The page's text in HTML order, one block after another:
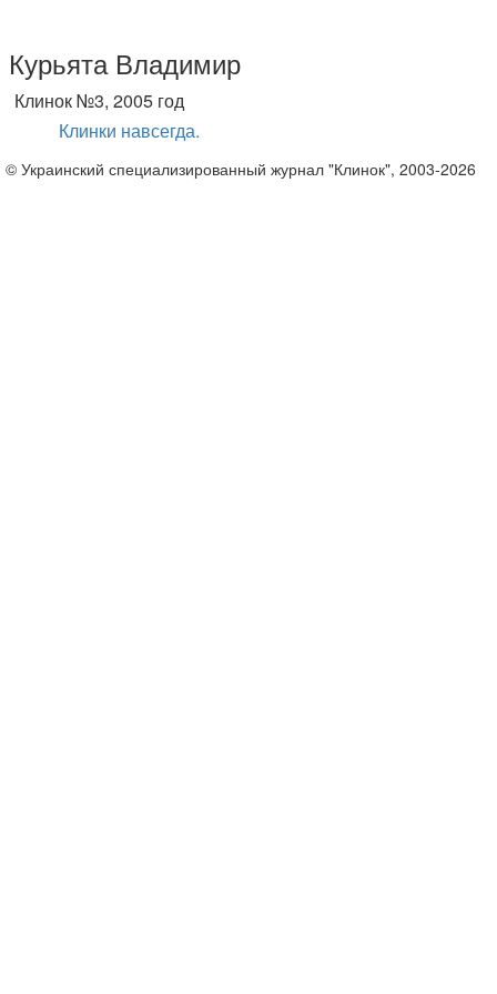
Курьята Владимир
Клинок №3, 2005 год
Клинки навсегда.
© Украинский специализированный журнал "Клинок", 2003-2026